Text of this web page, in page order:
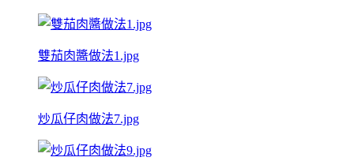
雙茄肉醬做法1.jpg
炒瓜仔肉做法7.jpg